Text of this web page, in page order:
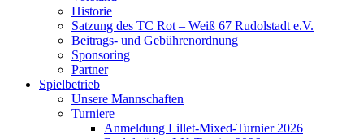
Historie
Satzung des TC Rot – Weiß 67 Rudolstadt e.V.
Beitrags- und Gebührenordnung
Sponsoring
Partner
Spielbetrieb
Unsere Mannschaften
Turniere
Anmeldung Lillet-Mixed-Turnier 2026